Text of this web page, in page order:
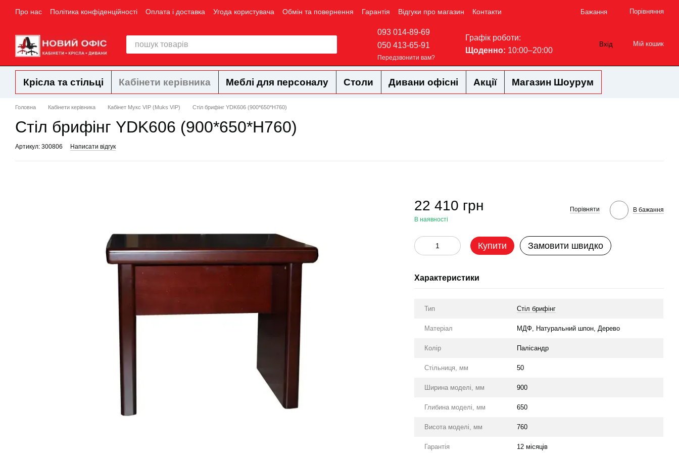
Перейти до основного контенту
Про нас Політика конфіденційності Оплата і доставка Угода користувача Обмін та повернення Гарантія Відгуки про магазин Контакти Бажання Порівняння
093 014-89-69
050 413-65-91
Передзвонити вам?
Графік роботи:
Щоденно: 10:00–20:00
Вхід Мій кошик
Крісла та стільці Кабінети керівника Меблі для персоналу Столи Дивани офісні Акції Магазин Шоурум
Головна Кабінети керівника Кабінет Мукс VIP (Muks VIP) Стіл брифінг YDK606 (900*650*Н760)
Стіл брифінг YDK606 (900*650*Н760)
Артикул: 300806 Написати відгук
22 410 грн
В наявності
Порівняти В бажання
Купити Замовити швидко
Характеристики
Тип Стіл брифінг
Матеріал МДФ, Натуральний шпон, Дерево
Колір Палісандр
Стільниця, мм 50
Ширина моделі, мм 900
Глибина моделі, мм 650
Висота моделі, мм 760
Гарантія 12 місяців